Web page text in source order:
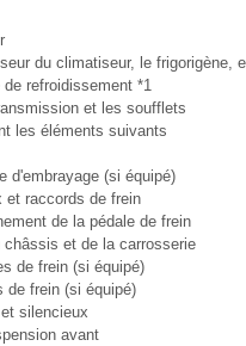
du climatiseur, le frigorigène,
refroidissement *1
et les soufflets
les éléments suivants
d'embrayage (si équipé)
et raccords de frein
de la pédale de frein
et de la carrosserie
de frein (si équipé)
de frein (si équipé)
silencieux
avant